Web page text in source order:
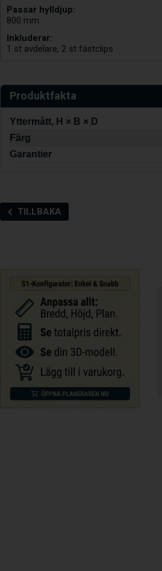
Passar hylldjup:
800 mm
Inkluderar:
1 st avdelare, 2 st fästclips
Produktfakta
Yttermått, H × B × D
Färg
Garantier
TILLBAKA